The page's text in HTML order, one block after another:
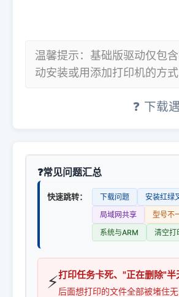
温馨提示：基础版驱动仅包
动安装或用添加打印机的方式
❓ 下载
常见问题汇总
快速跳转： 下载问题 安装红绿
局域网共享
型号不
系统与ARM
清空打
⚡打印任务卡死、"正在删除"半
后面想打印的文件全部被堵住